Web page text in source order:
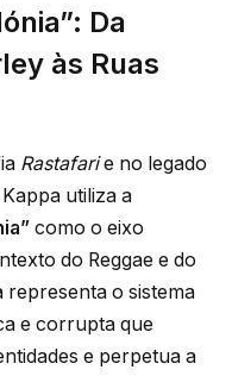
Da
às Ruas
Rastafarie no legado
utiliza a
como o eixo
do Reggae e do
representa o sistema
e corrupta que
e perpetua a